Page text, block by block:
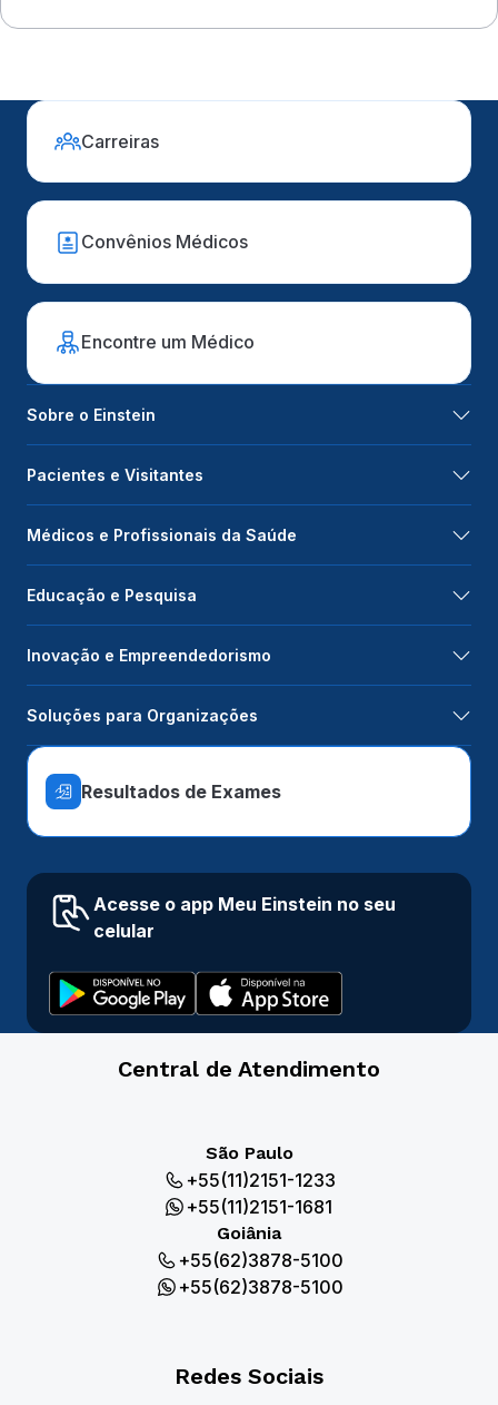
Carreiras
Convênios Médicos
Encontre um Médico
Sobre o Einstein
Pacientes e Visitantes
Médicos e Profissionais da Saúde
Educação e Pesquisa
Inovação e Empreendedorismo
Soluções para Organizações
Resultados de Exames
Acesse o app Meu Einstein no seu
celular
Central de Atendimento
São Paulo
+55(11)2151-1233
+55(11)2151-1681
Goiânia
+55(62)3878-5100
+55(62)3878-5100
Redes Sociais